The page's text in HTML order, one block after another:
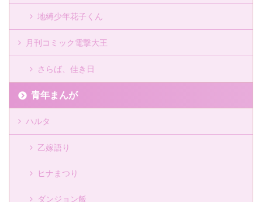
地縛少年花子くん
月刊コミック電撃大王
さらば、佳き日
青年まんが
ハルタ
乙嫁語り
ヒナまつり
ダンジョン飯